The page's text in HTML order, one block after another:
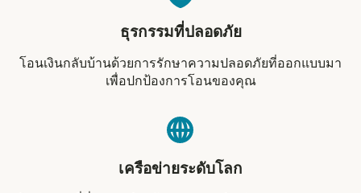
ธุรกรรมที่ปลอดภัย
โอนเงินกลับบ้านด้วยการรักษาความปลอดภัยที่ออกแบบมา
เพื่อปกป้องการโอนของคุณ
เครือข่ายระดับโลก